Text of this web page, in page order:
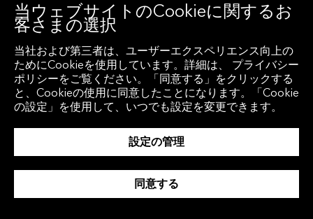
資料
全アセットクラスに関する算出手法、ファクトシート、テ
資料を検索（英語）
当ウェブサイトのCookieに関するお
客さまの選択
当社および第三者は、ユーザーエクスペリエンス向上の
ためにCookieを使用しています。詳細は、 プライバシー
ポリシーをご覧ください。「同意する」をクリックする
と、Cookieの使用に同意したことになります。「Cookie
の設定」を使用して、いつでも設定を変更できます。
設定の管理
同意する